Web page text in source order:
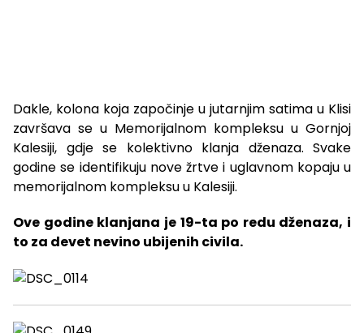
Dakle, kolona koja započinje u jutarnjim satima u Klisi
završava se u Memorijalnom kompleksu u Gornjoj
Kalesiji, gdje se kolektivno klanja dženaza. Svake
godine se identifikuju nove žrtve i uglavnom kopaju u
memorijalnom kompleksu u Kalesiji.
Ove godine klanjana je 19-ta po redu dženaza, i
to za devet nevino ubijenih civila.